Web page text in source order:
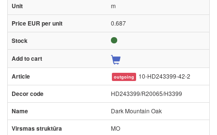
m
0.687
outgoing 10-HD243399-42-2
HD243399/R20065/H3399
Dark Mountain Oak
MO